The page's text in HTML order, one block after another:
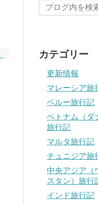
カテゴリー
更新情報
マレーシア旅
ペルー旅行記
ベトナム（ダ
旅行記
マルタ旅行記
チュニジア旅
中央アジア（
スタン）旅行
インド旅行記